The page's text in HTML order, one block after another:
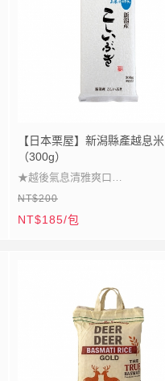
【日本栗屋】新潟縣產越息米
（300g）
★越後氣息清雅爽口
★柔彈百搭家用良選
★冷飯依然彈潤柔軟
NT$200
NT$185/包